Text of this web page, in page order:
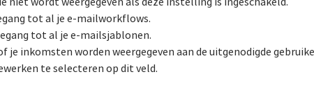
tot al je e-mailworkflows.
tot al je e-mailsjablonen.
je inkomsten worden weergegeven aan de uitgenodigde
te selecteren op dit veld.